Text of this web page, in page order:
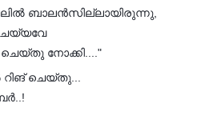
ബാലൻസില്ലായിരുന്നു,
നോക്കി...."
ചെയ്തു...